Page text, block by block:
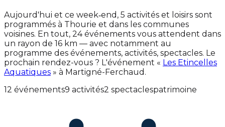
Aujourd'hui et ce week‑end, 5 activités et loisirs sont
programmés à Thourie et dans les communes
voisines. En tout, 24 événements vous attendent dans
un rayon de 16 km — avec notamment au
programme des événements, activités, spectacles. Le
prochain rendez-vous ? L'événement « Les Etincelles
Aquatiques » à Martigné-Ferchaud.
12 événements9 activités2 spectaclespatrimoine